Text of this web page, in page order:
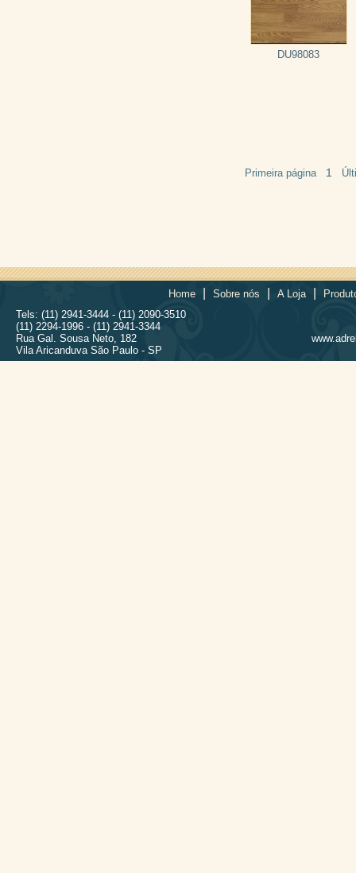
DU98083
Primeira página 1
Home Sobre nós A Loja
Tels: (11) 2941-3444 - (11) 2090-3510
(11) 2294-1996 - (11) 2941-3344
Rua Gal. Sousa Neto, 182
Vila Aricanduva São Paulo - SP